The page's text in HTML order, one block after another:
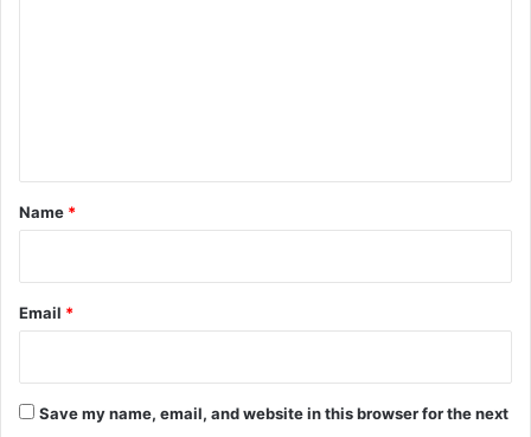
*
Name *
Email *
Save my name, email, and website in this browser for the next